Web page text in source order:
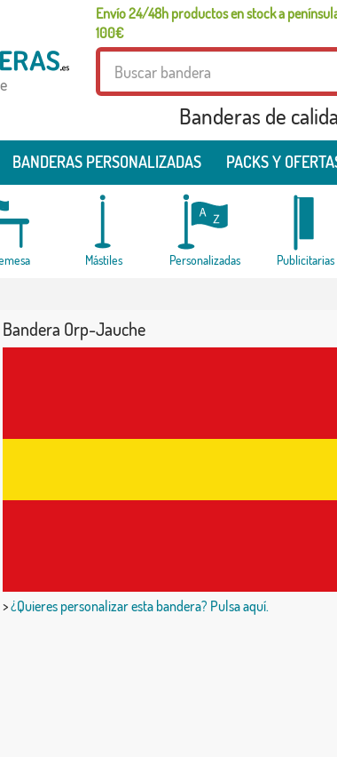
Envío 24/48h productos en stock a
100€
Banderas de
BANDERAS PERSONALIZADAS PACKS Y
Mástiles Personalizadas Publicitarias
Bandera Orp-Jauche
>¿Quieres personalizar esta bandera? Pulsa aquí.